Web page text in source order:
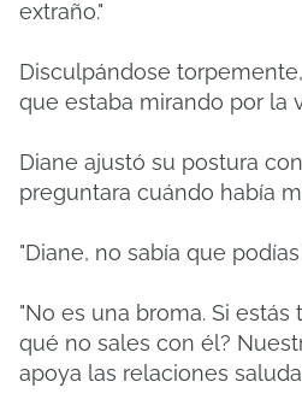
extraño."
Disculpándose
que estaba mirando por la
Diane ajustó su postura
preguntara cuándo había
"Diane, no sabía que
"No es una broma. Si estás
qué no sales con él?
apoya las relaciones